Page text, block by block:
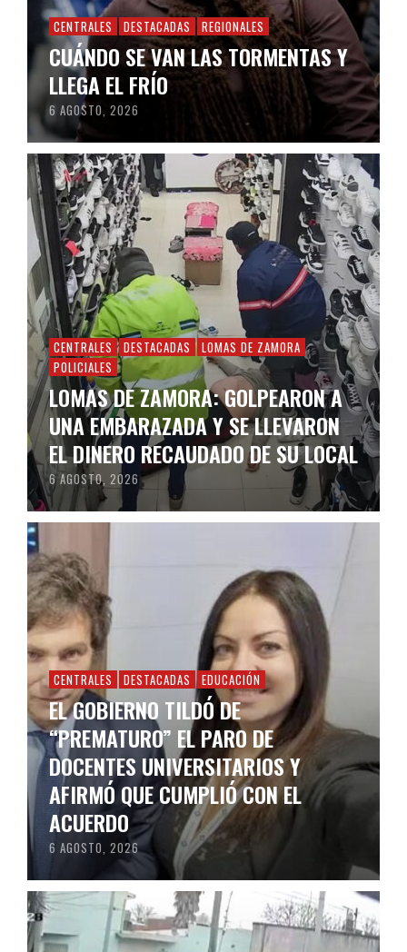
CENTRALES DESTACADAS REGIONALES
CUÁNDO SE VAN LAS TORMENTAS Y
LLEGA EL FRÍO
6 AGOSTO, 2026
CENTRALES DESTACADAS
LOMAS DE ZAMORA
POLICIALES
LOMAS DE ZAMORA: GOLPEARON A
UNA EMBARAZADA Y SE LLEVARON
EL DINERO RECAUDADO DE SU LOCAL
6 AGOSTO, 2026
CENTRALES DESTACADAS EDUCACIÓN
EL GOBIERNO TILDÓ DE
“PREMATURO” EL PARO DE
DOCENTES UNIVERSITARIOS Y
AFIRMÓ QUE CUMPLIÓ CON EL
ACUERDO
6 AGOSTO, 2026